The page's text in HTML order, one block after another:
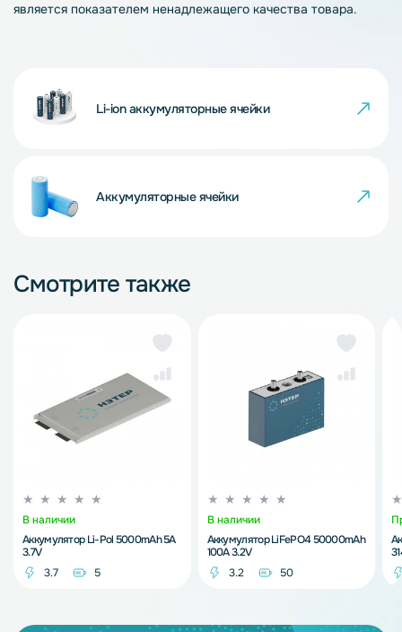
является показателем ненадлежащего качества товара.
Li-ion аккумуляторные ячейки
Аккумуляторные ячейки
Смотрите также
В наличии
Аккумулятор Li-Pol 5000mAh 5A
3.7V
3.7
5
В наличии
Аккумулятор LiFePO4 50000mAh
100A 3.2V
3.2
50